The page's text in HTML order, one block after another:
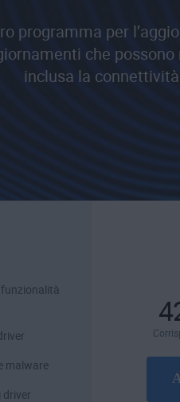
programma per
che
inclusa la
malware
driver